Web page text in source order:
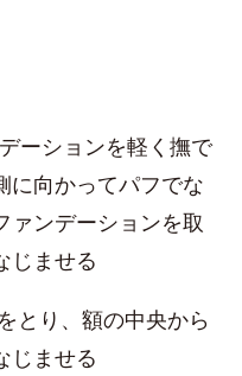
ーションを軽く撫で
に向かってパフでな
ァンデーションを取
じませる
とり、額の中央から
じませる